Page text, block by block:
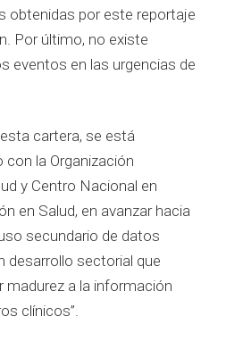
obtenidas por este reportaje
Por último, no existe
eventos en las urgencias de
cartera, se está
la Organización
y Centro Nacional en
en Salud, en avanzar hacia
secundario de datos
desarrollo sectorial que
madurez a la información
clínicos”.